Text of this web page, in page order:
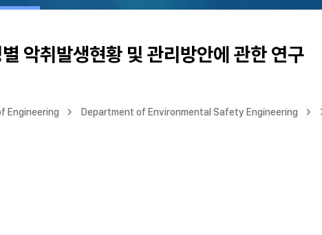
악취발생현황 및 관리방안에 관한 연구
Engineering Department of Environmental Safety Engineering